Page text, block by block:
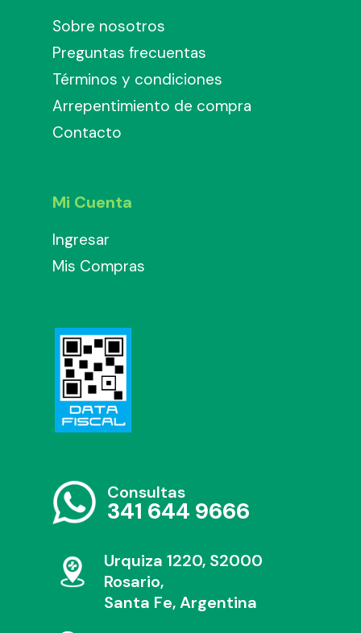
Sobre nosotros
Preguntas frecuentas
Términos y condiciones
Arrepentimiento de compra
Contacto
Mi Cuenta
Ingresar
Mis Compras
Consultas
341 644 9666
Urquiza 1220, S2000
Rosario,
Santa Fe, Argentina